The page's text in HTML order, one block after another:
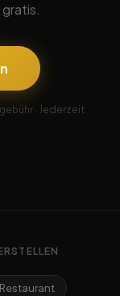
· Jederzeit